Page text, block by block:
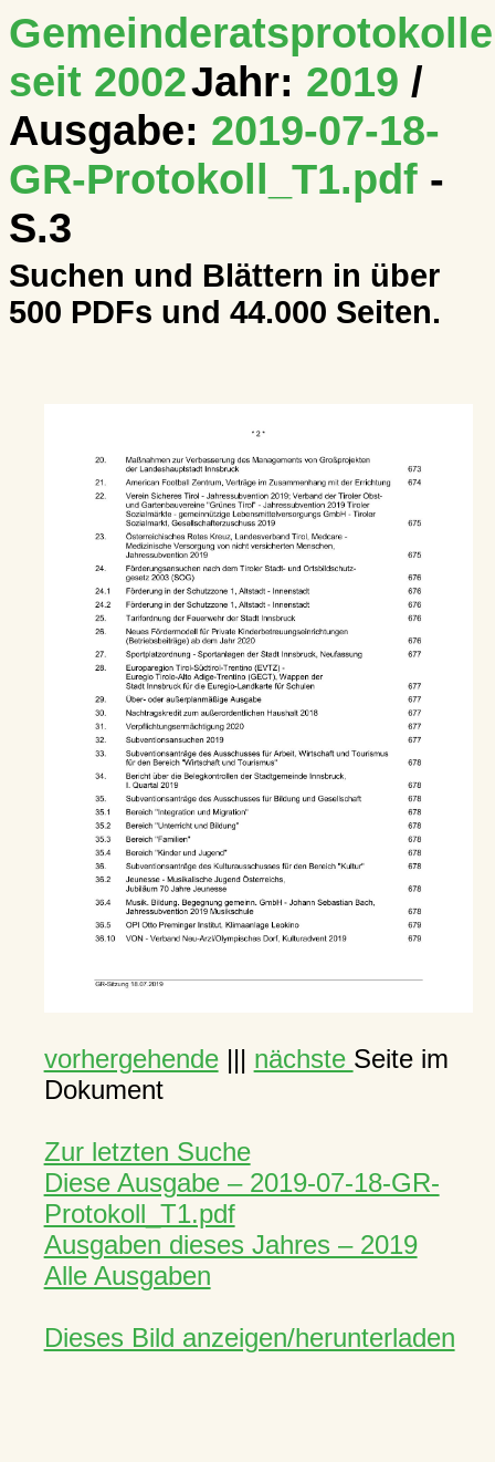
Gemeinderatsprotokolle
seit 2002Jahr: 2019 /
Ausgabe: 2019-07-18-
GR-Protokoll_T1.pdf -
S.3
Suchen und Blättern in über
500 PDFs und 44.000 Seiten.
vorhergehende||| nächste Seite im
Dokument
Zur letzten Suche
Diese Ausgabe – 2019-07-18-GR-
Protokoll_T1.pdf
Ausgaben dieses Jahres – 2019
Alle Ausgaben
Dieses Bild anzeigen/herunterladen